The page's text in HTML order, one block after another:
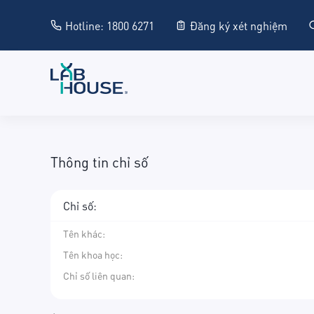
Hotline: 1800 6271 Đăng ký xét nghiệm
Thông tin chỉ số
Chỉ số:
Tên khác:
Tên khoa học:
Chỉ số liên quan: